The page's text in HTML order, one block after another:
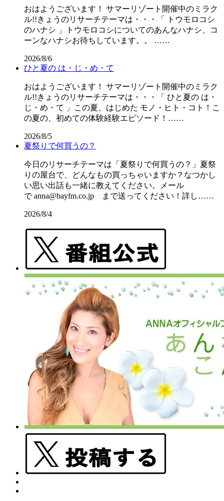
おはようございます！ サマーリゾート開催中のミラク
ル!!きょうのリサーチテーマは・・・「 トウモロコシ
のハナシ 」トウモロコシについてのあんなハナシ、コ
ーンなハナシお待ちしています。。 ……
2026/8/6
ひと夏の は・じ・め・て
おはようございます！ サマーリゾート開催中のミラク
ル!!きょうのリサーチテーマは・・・「 ひと夏の は・
じ・め・て 」この夏、はじめた モノ・ヒト・コト！こ
の夏の、初めての体験経験エピソード！……
2026/8/5
夏祭りで何買うの？
今日のリサーチテーマは「夏祭りで何買うの？」夏祭
りの屋台で、どんなもの買っちゃいますか？なつかし
い思い出話も一緒に教えてください。メール
で anna@bayfm.co.jp まで送ってください！詳し……
2026/8/4